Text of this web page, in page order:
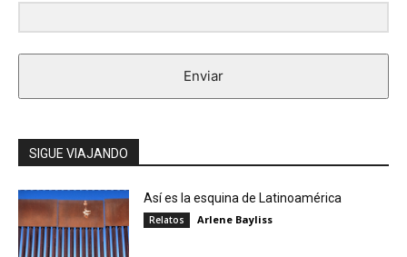
Enviar
SIGUE VIAJANDO
Así es la esquina de Latinoamérica
Relatos Arlene Bayliss